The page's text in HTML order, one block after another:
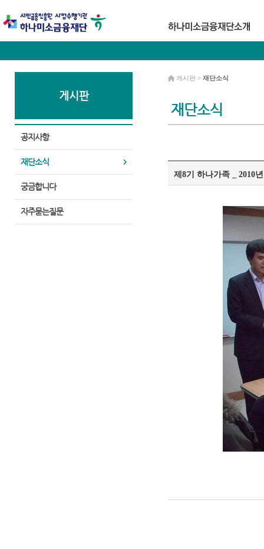
게시판
공지사항
재단소식
궁금합니다
자주묻는질문
재단소식
게시판 > 재단소식
제8기 하나가족 _ 2010